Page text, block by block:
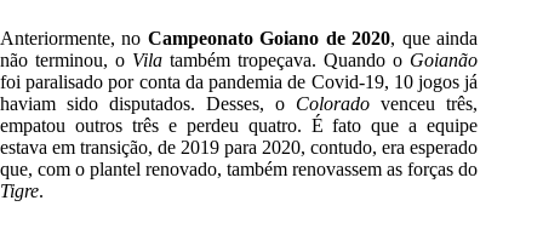
Anteriormente, no Campeonato Goiano de 2020, que ainda
não terminou, o Vila também tropeçava. Quando o Goianão
foi paralisado por conta da pandemia de Covid-19, 10 jogos já
haviam sido disputados. Desses, o Colorado venceu três,
empatou outros três e perdeu quatro. É fato que a equipe
estava em transição, de 2019 para 2020, contudo, era esperado
que, com o plantel renovado, também renovassem as forças do
Tigre.